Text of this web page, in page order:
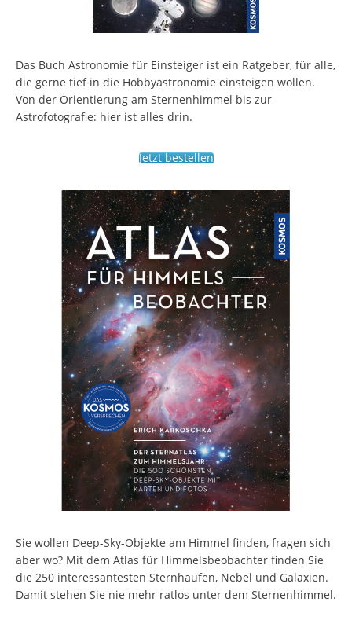
Das Buch Astronomie für Einsteiger ist ein Ratgeber, für alle,
die gerne tief in die Hobbyastronomie einsteigen wollen.
Von der Orientierung am Sternenhimmel bis zur
Astrofotografie: hier ist alles drin.
Jetzt bestellen
Sie wollen Deep-Sky-Objekte am Himmel finden, fragen sich
aber wo? Mit dem Atlas für Himmelsbeobachter finden Sie
die 250 interessantesten Sternhaufen, Nebel und Galaxien.
Damit stehen Sie nie mehr ratlos unter dem Sternenhimmel.